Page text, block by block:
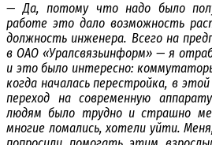
— Да, потому что надо было
работе это дало возможность
должность инженера. Всего на
в ОАО «Уралсвязьинформ» — я
и это было интересно:
когда началась перестройка, в
переход на современную
людям было трудно и страшно
многие ломались, хотели уйти.